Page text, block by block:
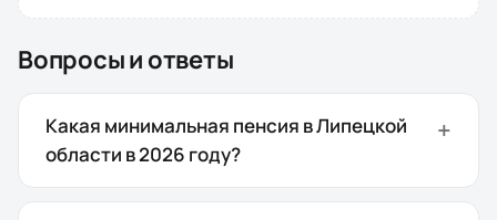
Вопросы и ответы
Какая минимальная пенсия в Липецкой
области в 2026 году?